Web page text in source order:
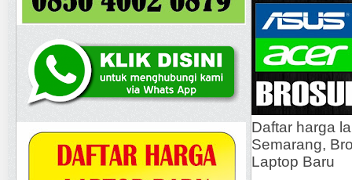
Daftar harga
Semarang,
Laptop Baru